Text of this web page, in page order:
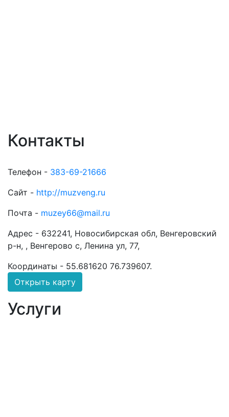
Контакты
Телефон - 383-69-21666
Сайт - http://muzveng.ru
Почта - muzey66@mail.ru
Адрес - 632241, Новосибирская обл, Венгеровский
р-н, , Венгерово с, Ленина ул, 77,
Координаты - 55.681620 76.739607.
Открыть карту
Услуги